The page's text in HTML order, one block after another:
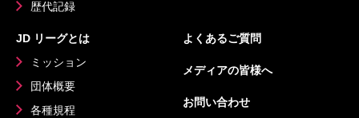
歴代記録
JD リーグとは
ミッション
団体概要
各種規程
よくあるご質問
メディアの皆様へ
お問い合わせ